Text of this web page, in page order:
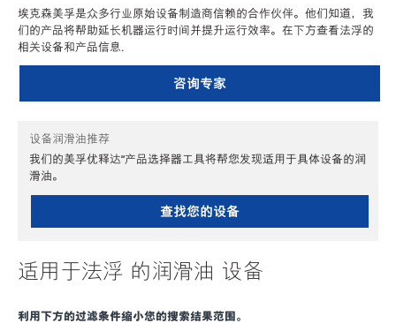
埃克森美孚是众多行业原始设备制造商信赖的合作伙伴。他们知道，我
们的产品将帮助延长机器运行时间并提升运行效率。在下方查看法浮的
相关设备和产品信息.
咨询专家
设备润滑油推荐
我们的美孚优释达℠产品选择器工具将帮您发现适用于具体设备的润
滑油。
查找您的设备
适用于法浮 的润滑油 设备
利用下方的过滤条件缩小您的搜索结果范围。